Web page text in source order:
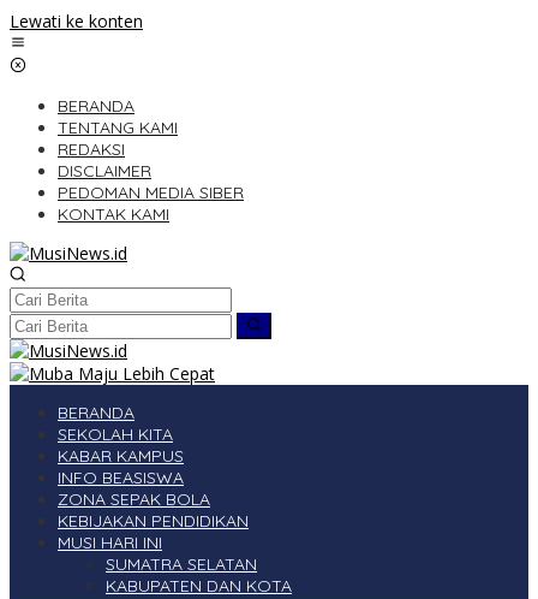
Lewati ke konten
BERANDA
TENTANG KAMI
REDAKSI
DISCLAIMER
PEDOMAN MEDIA SIBER
KONTAK KAMI
BERANDA
SEKOLAH KITA
KABAR KAMPUS
INFO BEASISWA
ZONA SEPAK BOLA
KEBIJAKAN PENDIDIKAN
MUSI HARI INI
SUMATRA SELATAN
KABUPATEN DAN KOTA